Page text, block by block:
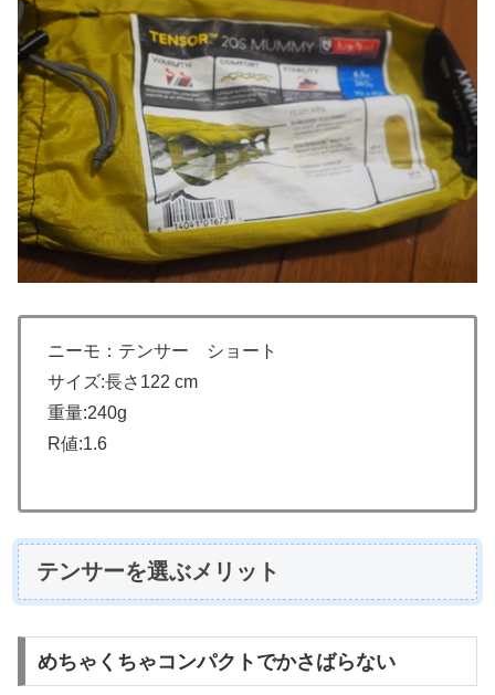
ニーモ：テンサー ショート
サイズ:長さ122 cm
重量:240g
R値:1.6
テンサーを選ぶメリット
めちゃくちゃコンパクトでかさばらない